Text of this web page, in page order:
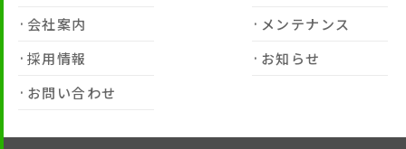
会社案内
メンテナンス
採用情報
お知らせ
お問い合わせ